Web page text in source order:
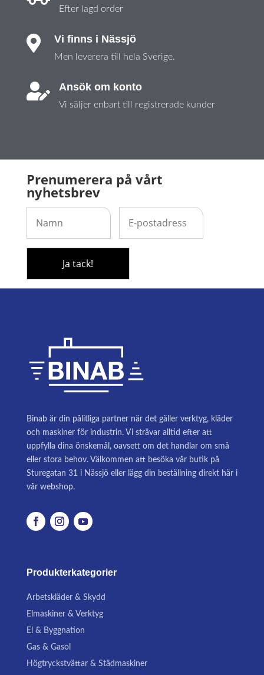
Efter lagd order
 Vi finns i Nässjö
Men leverera till hela Sverige.
 Ansök om konto
Vi säljer enbart till registrerade kunder
Prenumerera på vårt
nyhetsbrev
Binab är din pålitliga partner när det gäller verktyg, kläder
och maskiner för industrin. Vi strävar alltid efter att
uppfylla dina önskemål, oavsett om det handlar om små
eller stora behov. Välkommen att besöka vår butik på
Sturegatan 31 i Nässjö eller lägg din beställning direkt här i
vår webshop.
Produkterkategorier
Arbetskläder & Skydd
Elmaskiner & Verktyg
El & Byggnation
Gas & Gasol
Högtryckstvättar & Städmaskiner